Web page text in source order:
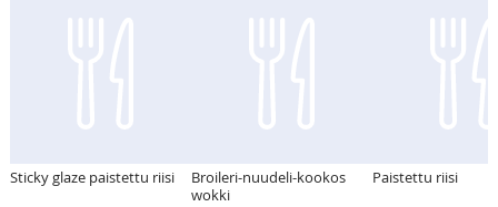
Sticky glaze paistettu riisi
Broileri-nuudeli-kookos
wokki
Paistettu riisi